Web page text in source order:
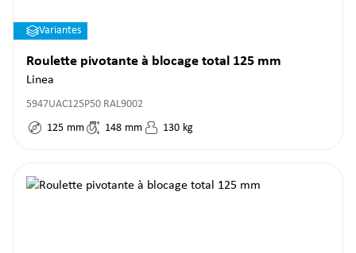
Variantes
Roulette pivotante à blocage total 125 mm
Linea
5947UAC125P50 RAL9002
125 mm 148 mm 130 kg